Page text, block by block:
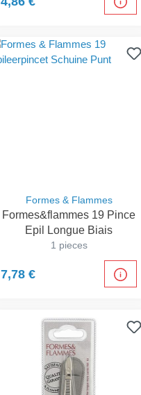
Formes & Flammes
Formes&flammes 19 Pince
Epil Longue Biais
1 pieces
7,78 €